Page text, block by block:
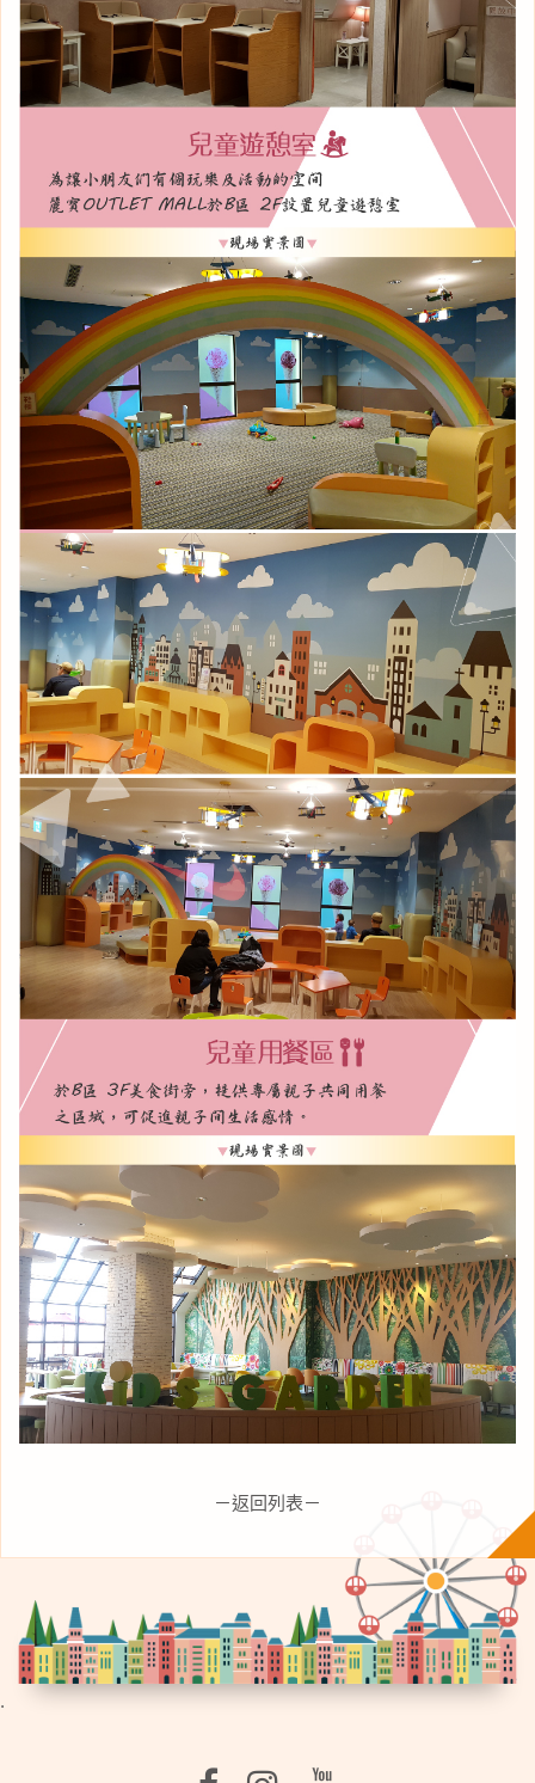
－返回列表－
.